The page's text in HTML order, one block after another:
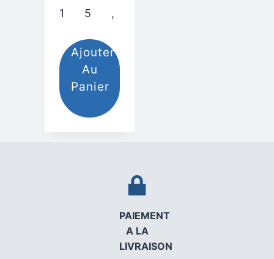
Ajouter
Au
Panier
PAIEMENT
A LA
LIVRAISON